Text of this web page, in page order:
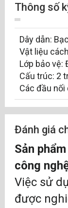
Thông số
Dây dẫn:
Vật liệu
Lớp bảo vệ:
Cấu trúc: 2
Các đầu nối
Đánh giá
Sản
công
Việc sử
được